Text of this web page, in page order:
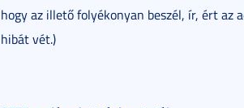
hogy az illető folyékonyan beszél, ír, ért az
hibát vét.)